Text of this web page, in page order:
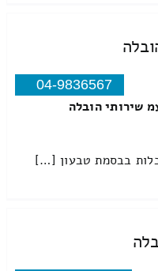
04-9836567
שירותי הובלה
בבסמת טבעון […]